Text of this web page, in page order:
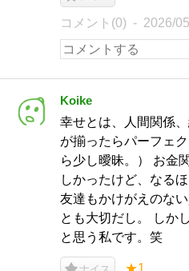
コメント(0) 2026/
Koike
幸せとは、人間関係
が揃ったらパーフェ
ら少し曖昧。） お金
しかったけど、なる
友達もかけがえのな
とも大切だし。 しか
と思う私です。笑
★1